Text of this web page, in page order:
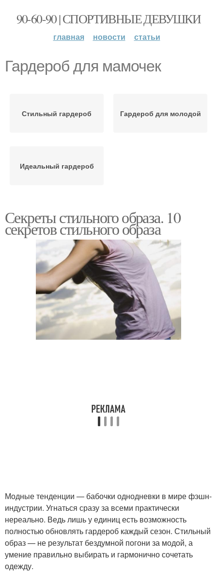
90-60-90 | СПОРТИВНЫЕ ДЕВУШКИ
главная новости статьи
Гардероб для мамочек
Стильный гардероб Гардероб для молодой
Идеальный гардероб
Секреты стильного образа. 10
секретов стильного образа
Модные тенденции — бабочки однодневки в мире фэшн-
индустрии. Угнаться сразу за всеми практически
нереально. Ведь лишь у единиц есть возможность
полностью обновлять гардероб каждый сезон. Стильный
образ — не результат бездумной погони за модой, а
умение правильно выбирать и гармонично сочетать
одежду.